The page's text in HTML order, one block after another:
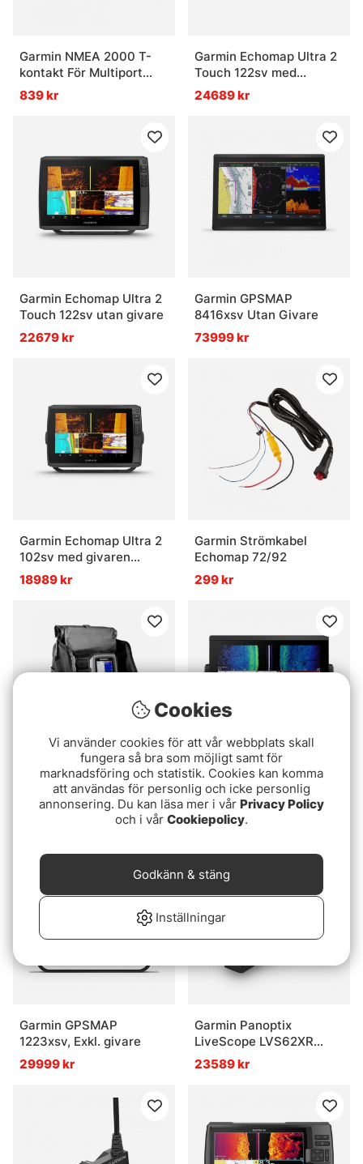
Garmin NMEA 2000 T-
kontakt För Multiport
4st-T
839 kr
Garmin Echomap Ultra 2
Touch 122sv med
givaren GT56UHD
24689 kr
Garmin Echomap Ultra 2
Touch 122sv utan givare
22679 kr
Garmin GPSMAP
8416xsv Utan Givare
73999 kr
Garmin Echomap Ultra 2
102sv med givaren
GT56UHD
18989 kr
Garmin Strömkabel
Echomap 72/92
299 kr
Garmin Striker 4
Portabelt Kit
Garmin GPSMAP 923xsv,
Exkl. givare
17739 kr
Garmin GPSMAP
1223xsv, Exkl. givare
29999 kr
Garmin Panoptix
LiveScope LVS62XR
endast givare
23589 kr
Cookies
Vi använder cookies för att vår webbplats skall
fungera så bra som möjligt samt för
marknadsföring och statistik. Cookies kan komma
att användas för personlig och icke personlig
annonsering. Du kan läsa mer i vår Privacy Policy
och i vår Cookiepolicy.
Inställningar
Godkänn & stäng